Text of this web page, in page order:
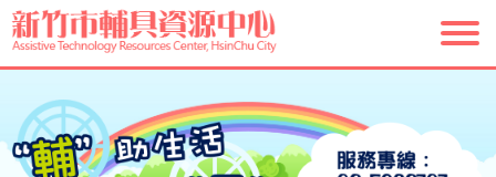
跳
到
主
要
內
塊